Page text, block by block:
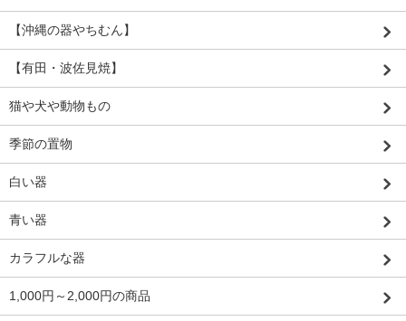
【沖縄の器やちむん】
【有田・波佐見焼】
猫や犬や動物もの
季節の置物
白い器
青い器
カラフルな器
1,000円～2,000円の商品